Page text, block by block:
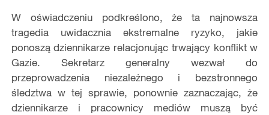
W oświadczeniu podkreślono, że ta najnowsza
tragedia uwidacznia ekstremalne ryzyko, jakie
ponoszą dziennikarze relacjonując trwający konflikt w
Gazie. Sekretarz generalny wezwał do
przeprowadzenia niezależnego i bezstronnego
śledztwa w tej sprawie, ponownie zaznaczając, że
dziennikarze i pracownicy mediów muszą być